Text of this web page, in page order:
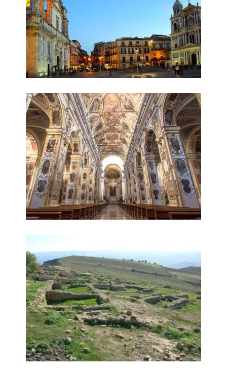
Santa Maria la Nova
Sabucina